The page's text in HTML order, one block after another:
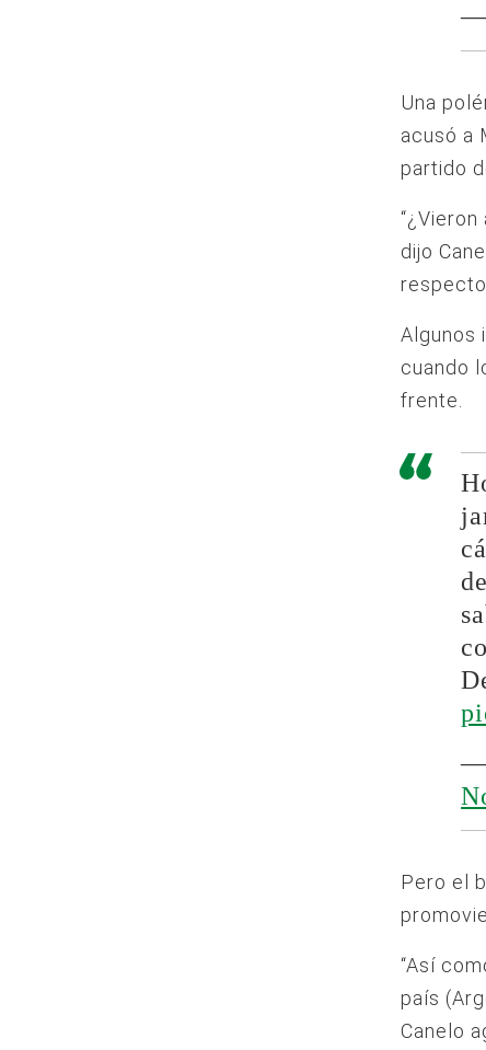
—
Una
acusó a
partido
dijo
respecto.
Algunos
cuando
frente.
—
Pero el
“Así
país
Canelo